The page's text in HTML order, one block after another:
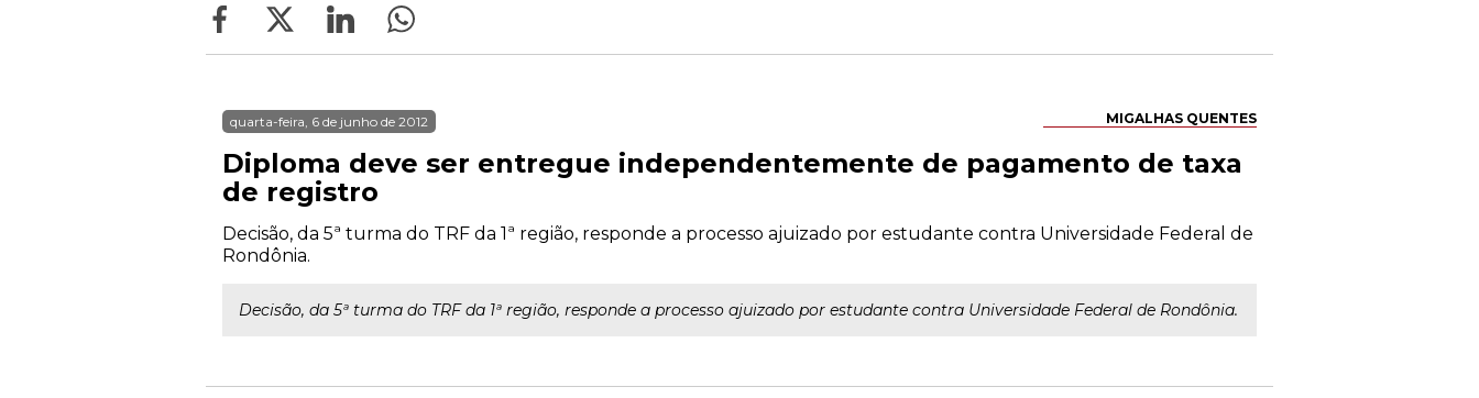
MIGALHAS QUENTES
quarta-feira, 6 de junho de 2012
Diploma deve ser entregue independentemente de pagamento de taxa
de registro
Decisão, da 5ª turma do TRF da 1ª região, responde a processo ajuizado por estudante contra Universidade Federal de
Rondônia.
Decisão, da 5ª turma do TRF da 1ª região, responde a processo ajuizado por estudante contra Universidade Federal de Rondônia.